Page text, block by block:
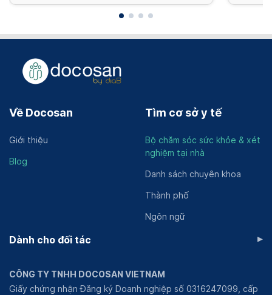
Về Docosan
Giới thiệu
Blog
Tìm cơ sở y tế
Bộ chăm sóc sức khỏe & xét
nghiệm tại nhà
Danh sách chuyên khoa
Thành phố
Ngôn ngữ
Dành cho đối tác ▸
CÔNG TY TNHH DOCOSAN VIETNAM
Giấy chứng nhận Đăng ký Doanh nghiệp số 0316247099, cấp